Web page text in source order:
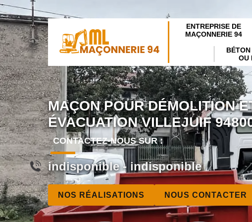
ENTREPRISE DE
MAÇONNERIE 94
OU
MAÇON POUR DÉMOLITION
ÉVACUATION VILLEJUIF
CONTACTEZ-NOUS SUR :
indisponible- indisponible
NOS RÉALISATIONS NOUS CONTACTER